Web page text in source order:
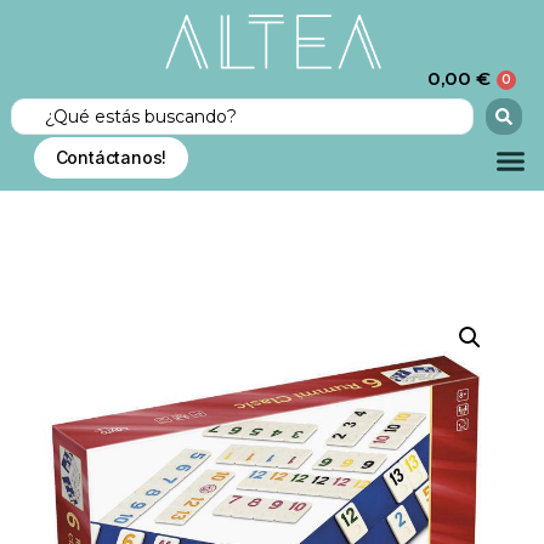
0,00 € 0
Contáctanos!